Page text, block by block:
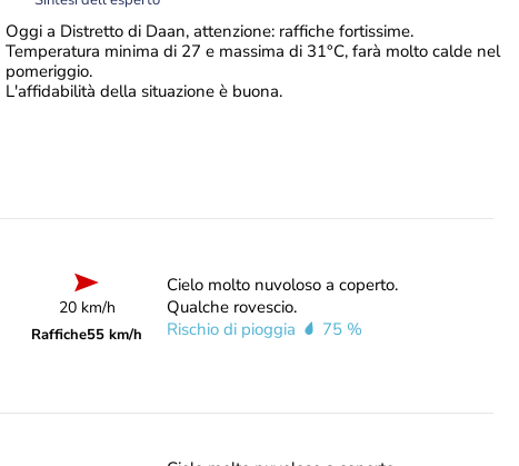
Oggi a Distretto di Daan, attenzione: raffiche fortissime.
Temperatura minima di 27 e massima di 31°C, farà molto calde nel
pomeriggio.
L'affidabilità della situazione è buona.
20 km/h
Raffiche55 km/h
Cielo molto nuvoloso a coperto.
Qualche rovescio.
Rischio di pioggia
75 %